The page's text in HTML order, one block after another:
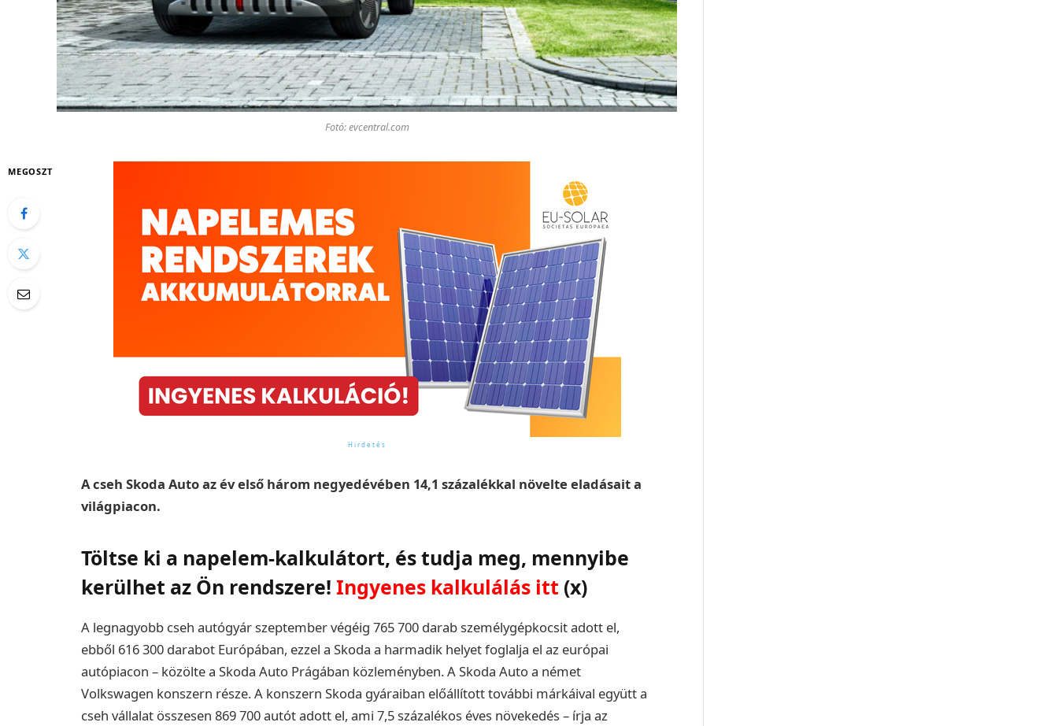
Fotó: evcentral.com
MEGOSZT
A cseh Skoda Auto az év első három negyedévében 14,1 százalékkal növelte eladásait a
világpiacon.
Töltse ki a napelem-kalkulátort, és tudja meg, mennyibe
kerülhet az Ön rendszere! Ingyenes kalkulálás itt (x)
A legnagyobb cseh autógyár szeptember végéig 765 700 darab személygépkocsit adott el,
ebből 616 300 darabot Európában, ezzel a Skoda a harmadik helyet foglalja el az európai
autópiacon – közölte a Skoda Auto Prágában közleményben. A Skoda Auto a német
Volkswagen konszern része. A konszern Skoda gyáraiban előállított további márkáival együtt a
cseh vállalat összesen 869 700 autót adott el, ami 7,5 százalékos éves növekedés – írja az